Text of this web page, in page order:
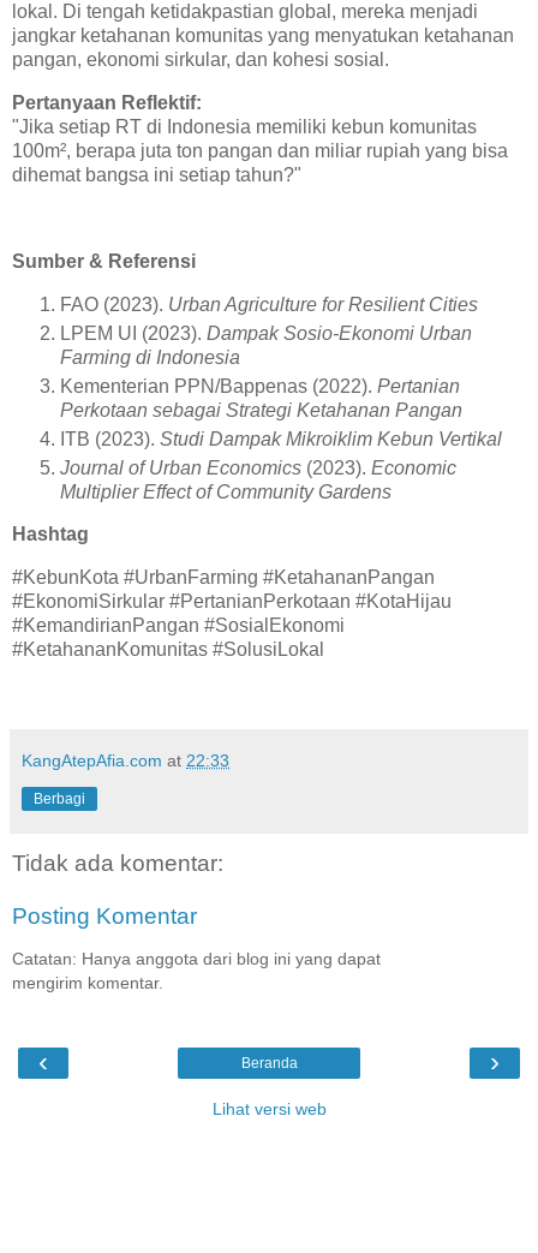
lokal. Di tengah ketidakpastian global, mereka menjadi
jangkar ketahanan komunitas yang menyatukan ketahanan
pangan, ekonomi sirkular, dan kohesi sosial.
Pertanyaan Reflektif:
"Jika setiap RT di Indonesia memiliki kebun komunitas
100m², berapa juta ton pangan dan miliar rupiah yang bisa
dihemat bangsa ini setiap tahun?"
Sumber & Referensi
FAO (2023). Urban Agriculture for Resilient Cities
LPEM UI (2023). Dampak Sosio-Ekonomi Urban
Farming di Indonesia
Kementerian PPN/Bappenas (2022). Pertanian
Perkotaan sebagai Strategi Ketahanan Pangan
ITB (2023). Studi Dampak Mikroiklim Kebun Vertikal
Journal of Urban Economics (2023). Economic
Multiplier Effect of Community Gardens
Hashtag
#KebunKota #UrbanFarming #KetahananPangan
#EkonomiSirkular #PertanianPerkotaan #KotaHijau
#KemandirianPangan #SosialEkonomi
#KetahananKomunitas #SolusiLokal
KangAtepAfia.com at 22:33
Berbagi
Tidak ada komentar:
Posting Komentar
Catatan: Hanya anggota dari blog ini yang dapat
mengirim komentar.
‹ ›
Beranda
Lihat versi web